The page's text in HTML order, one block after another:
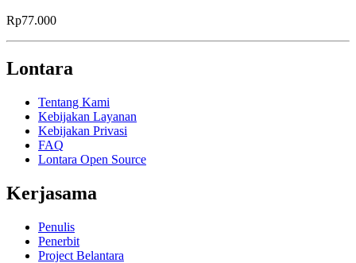
Rp77.000
Lontara
Tentang Kami
Kebijakan Layanan
Kebijakan Privasi
FAQ
Lontara Open Source
Kerjasama
Penulis
Penerbit
Project Belantara